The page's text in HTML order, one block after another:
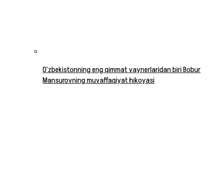
O‘zbekistonning eng qimmat vaynerlaridan biri Bobur
Mansurovning muvaffaqiyat hikoyasi